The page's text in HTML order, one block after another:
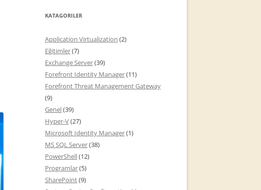
KATAGORILER
Application Virtualization (2)
Eğitimler(7)
Exchange Server(39)
Forefront Identity Manager(11)
Forefront Threat Management Gateway
(9)
Genel(39)
Hyper-V(27)
Microsoft Identity Manager(1)
MS SQL Server(38)
PowerShell(12)
Programlar(5)
SharePoint(9)